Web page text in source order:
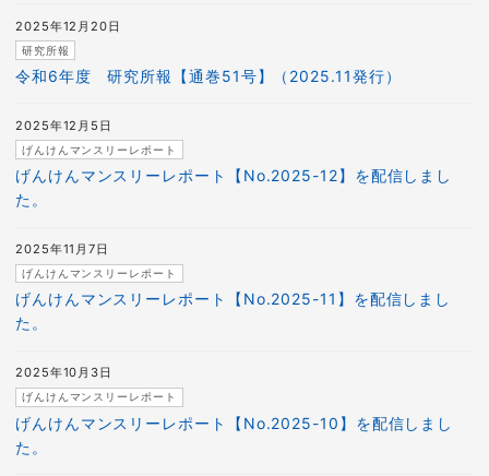
令和6年度 研究所報【通巻51号】（2025.11発行）
研究所報
2025年12月20日
げんけんマンスリーレポート【No.2025-12】を配信しまし
た。
げんけんマンスリーレポート
2025年12月5日
げんけんマンスリーレポート【No.2025-11】を配信しまし
た。
げんけんマンスリーレポート
2025年11月7日
げんけんマンスリーレポート【No.2025-10】を配信しまし
た。
げんけんマンスリーレポート
2025年10月3日